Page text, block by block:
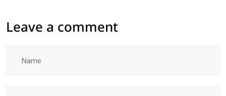
Leave a comment